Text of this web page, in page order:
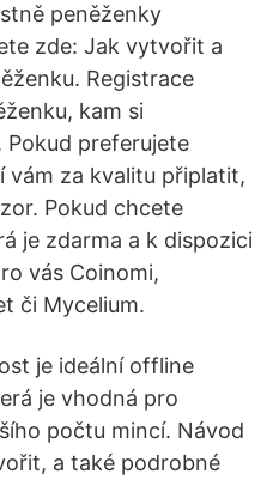
peněženky
zde: Jak vytvořit a
Registrace
kam si
preferujete
vám za kvalitu připlatit,
Pokud chcete
je zdarma a k dispozici
vás Coinomi,
či Mycelium.
je ideální offline
je vhodná pro
počtu mincí. Návod
a také podrobné